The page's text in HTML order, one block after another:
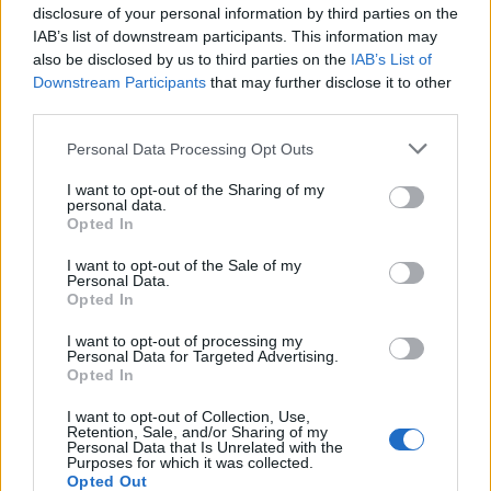
disclosure of your personal information by third parties on the
IAB’s list of downstream participants. This information may
also be disclosed by us to third parties on the IAB’s List of
Downstream Participants that may further disclose it to other
Personal Data Processing Opt Outs
I want to opt-out of the Sharing of my
personal data.
Opted In
I want to opt-out of the Sale of my
Personal Data.
Opted In
I want to opt-out of processing my
Personal Data for Targeted Advertising.
Opted In
I want to opt-out of Collection, Use,
Retention, Sale, and/or Sharing of my
Personal Data that Is Unrelated with the
Purposes for which it was collected.
Opted Out
Ελλάδα
Ώρα να μπερδευτούμε ξανά: Γυρίζουμε τα
16.10.25